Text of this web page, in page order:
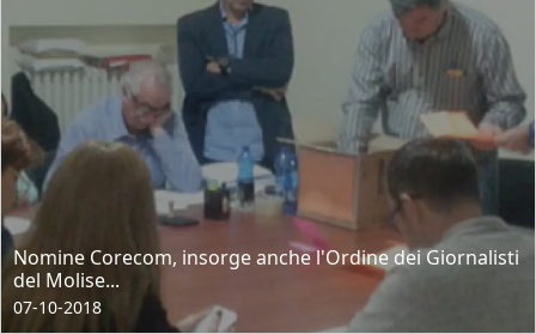
Nomine Corecom, insorge anche l'Ordine dei Giornalisti
del Molise...
07-10-2018